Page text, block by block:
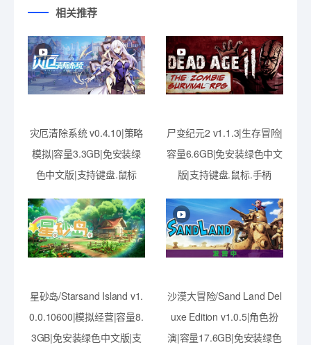
相关推荐
灾厄清除系统 v0.4.10|策略
模拟|容量3.3GB|免安装绿
色中文版|支持键盘.鼠标
尸变纪元2 v1.1.3|生存冒险|
容量6.6GB|免安装绿色中文
版|支持键盘.鼠标.手柄
星砂岛/Starsand Island v1.
0.0.10600|模拟经营|容量8.
3GB|免安装绿色中文版|支
沙漠大冒险/Sand Land Del
uxe Edition v1.0.5|角色扮
演|容量17.6GB|免安装绿色